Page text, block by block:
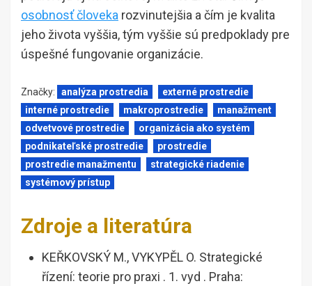
osobnosť človeka rozvinutejšia a čím je kvalita
jeho života vyššia, tým vyššie sú predpoklady pre
úspešné fungovanie organizácie.
Značky: analýza prostredia
externé prostredie
interné prostredie
makroprostredie
manažment
odvetvové prostredie
organizácia ako systém
podnikateľské prostredie
prostredie
prostredie manažmentu
strategické riadenie
systémový prístup
Zdroje a literatúra
KEŘKOVSKÝ M., VYKYPĚL O. Strategické
řízení: teorie pro praxi . 1. vyd . Praha: